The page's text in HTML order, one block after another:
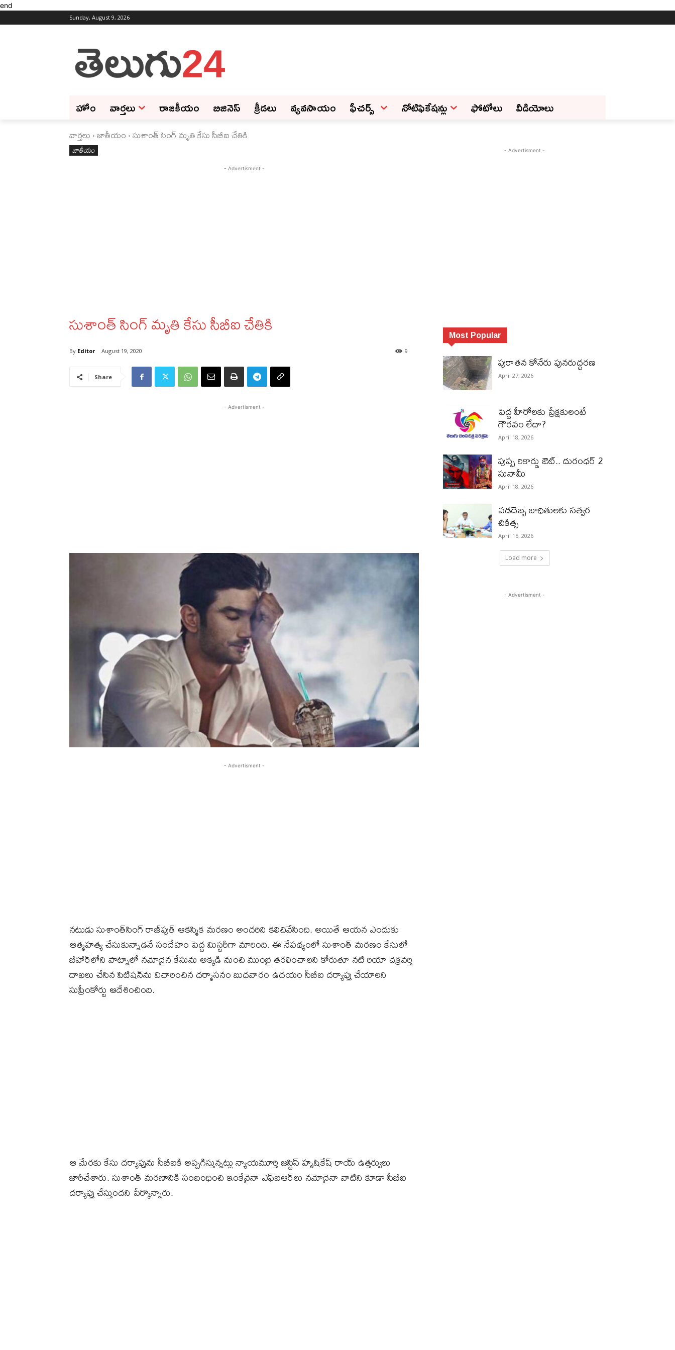
end
Sunday, August 9, 2026
హోం వార్తలు రాజకీయం బిజినెస్‌ క్రీడలు వ్యవసాయం ఫీచ‌ర్స్ ‌ నోటిఫికేషన్లు ఫోటోలు వీడియోలు
వార్తలు జాతీయం సుశాంత్‌ సింగ్‌ మృతి కేసు సీబీఐ చేతికి
జాతీయం
- Advertisment -
సుశాంత్‌ సింగ్‌ మృతి కేసు సీబీఐ చేతికి
By Editor August 19, 2020 9
Share
- Advertisment -
- Advertisment -
నటుడు సుశాంత్‌సింగ్‌ రాజ్‌పుత్‌ ఆకస్మిక మరణం అందరిని కలిచివేసింది. అయితే ఆయన ఎందుకు
ఆత్మహత్య చేసుకున్నాడనే సందేహం పెద్ద మిస్టరీగా మారింది. ఈ నేపథ్యంలో సుశాంత్ మరణం కేసులో
బీహార్‌లోని పాట్నాలో నమోదైన కేసును అక్కడి నుంచి ముంబై తరలించాలని కోరుతూ నటి రియా చక్రవర్తి
దాఖలు చేసిన పిటిషన్‌ను విచారించిన ధర్మాసనం బుధవారం ఉదయం సీబీఐ దర్యాప్తు చేయాలని
సుప్రీంకోర్టు ఆదేశించింది.
ఆ మేరకు కేసు దర్యాప్తును సీబీఐకి అప్పగిస్తున్నట్లు న్యాయమూర్తి జస్టిస్ హృషికేష్ రాయ్ ఉత్తర్వులు
జారీచేశారు. సుశాంత్ మరణానికి సంబంధించి ఇంకేవైనా ఎఫ్ఐఆర్‌లు నమోదైనా వాటిని కూడా సీబీఐ
దర్యాప్తు చేస్తుందని పేర్కొన్నారు.
- Advertisment -
Most Popular
పురాత‌న కోనేరు పున‌రుద్ధ‌ర‌ణ
April 27, 2026
పెద్ద హీరోల‌కు ప్రేక్ష‌కులంటే
గౌర‌వం లేదా?
April 18, 2026
పుష్ప రికార్డు ఔట్‌.. దురంధ‌ర్ 2
సునామీ
April 18, 2026
వడదెబ్బ బాధితులకు సత్వర
చికిత్స
April 15, 2026
Load more
- Advertisment -